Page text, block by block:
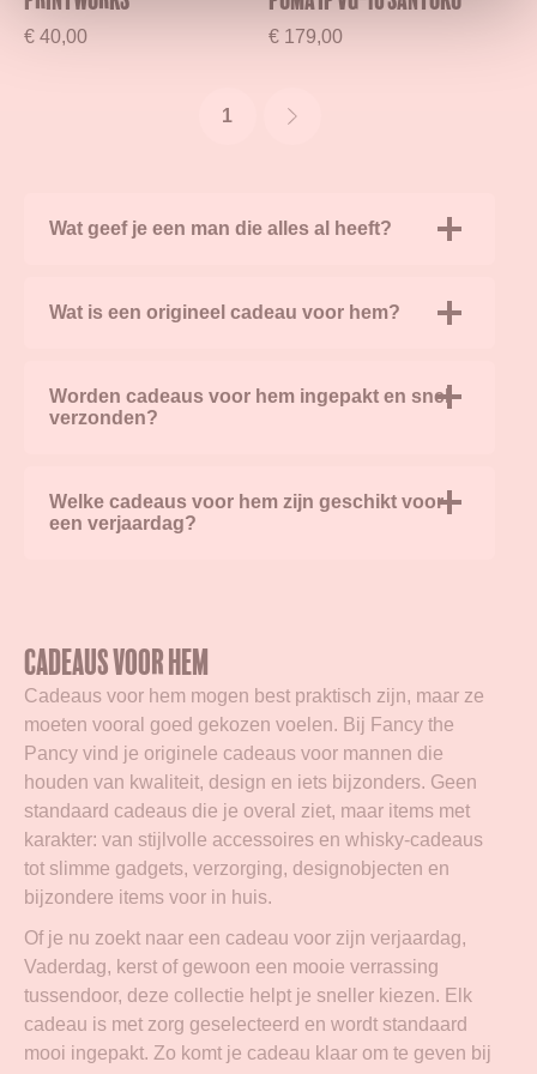
€ 40,00 € 179,00
1
Wat geef je een man die alles al heeft?
Wat is een origineel cadeau voor hem?
Worden cadeaus voor hem ingepakt en snel
verzonden?
Welke cadeaus voor hem zijn geschikt voor
een verjaardag?
Cadeaus voor hem
Cadeaus voor hem mogen best praktisch zijn, maar ze
moeten vooral goed gekozen voelen. Bij Fancy the
Pancy vind je originele cadeaus voor mannen die
houden van kwaliteit, design en iets bijzonders. Geen
standaard cadeaus die je overal ziet, maar items met
karakter: van stijlvolle accessoires en whisky-cadeaus
tot slimme gadgets, verzorging, designobjecten en
bijzondere items voor in huis.
Of je nu zoekt naar een cadeau voor zijn verjaardag,
Vaderdag, kerst of gewoon een mooie verrassing
tussendoor, deze collectie helpt je sneller kiezen. Elk
cadeau is met zorg geselecteerd en wordt standaard
mooi ingepakt. Zo komt je cadeau klaar om te geven bij